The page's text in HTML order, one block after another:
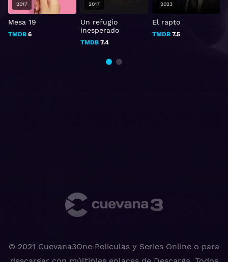
Mesa 19
TMDB 6
2017
Un refugio
inesperado
TMDB7.4
2017
El rapto
TMDB7.5
2023
© 2021 Cuevana3One Peliculas y Series Online o para